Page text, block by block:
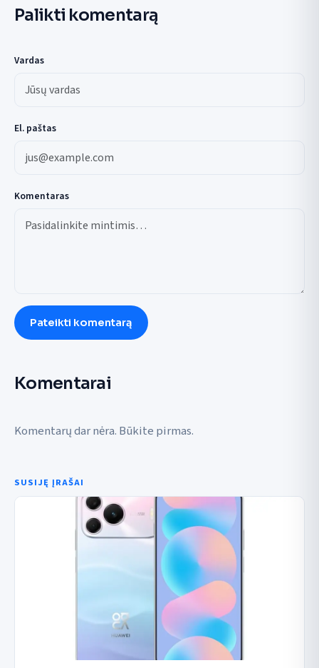
Palikti komentarą
Vardas
El. paštas
Komentaras
Pateikti komentarą
Komentarai
Komentarų dar nėra. Būkite pirmas.
SUSIJĘ ĮRAŠAI